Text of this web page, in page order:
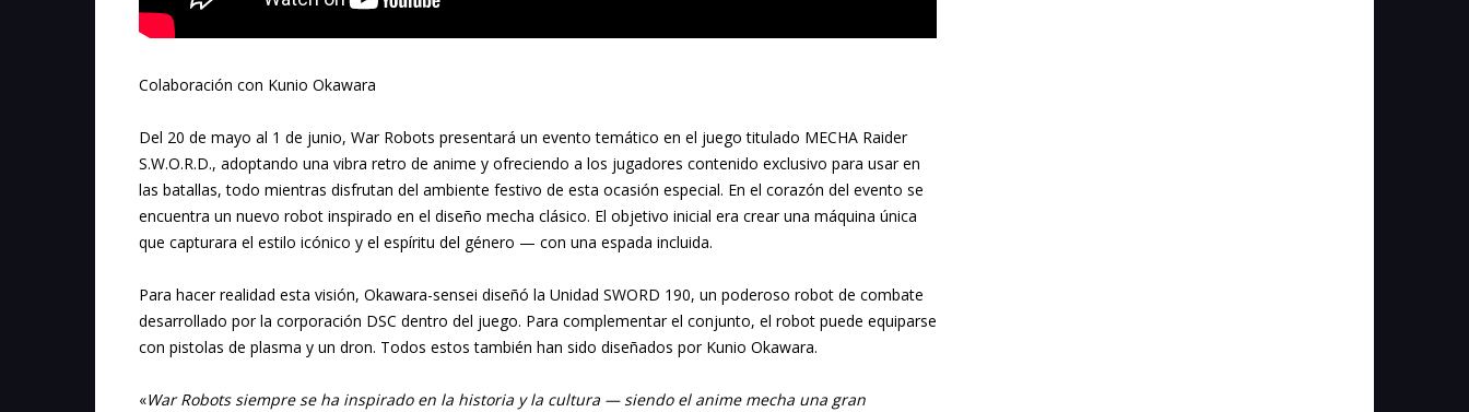
Colaboración con Kunio Okawara
Del 20 de mayo al 1 de junio, War Robots presentará un evento temático en el juego titulado MECHA Raider
S.W.O.R.D., adoptando una vibra retro de anime y ofreciendo a los jugadores contenido exclusivo para usar en
las batallas, todo mientras disfrutan del ambiente festivo de esta ocasión especial. En el corazón del evento se
encuentra un nuevo robot inspirado en el diseño mecha clásico. El objetivo inicial era crear una máquina única
que capturara el estilo icónico y el espíritu del género — con una espada incluida.
Para hacer realidad esta visión, Okawara-sensei diseñó la Unidad SWORD 190, un poderoso robot de combate
desarrollado por la corporación DSC dentro del juego. Para complementar el conjunto, el robot puede equiparse
con pistolas de plasma y un dron. Todos estos también han sido diseñados por Kunio Okawara.
«War Robots siempre se ha inspirado en la historia y la cultura — siendo el anime mecha una gran